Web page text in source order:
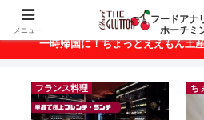
ベトナム・ホーチミンの美
一時帰国に！ちょっとええもん土
フランス料理
メニュー
フードアナ
ホーチミ